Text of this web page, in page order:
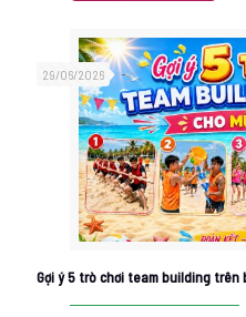
29/06/2026
Gợi ý 5 trò chơi team building trên